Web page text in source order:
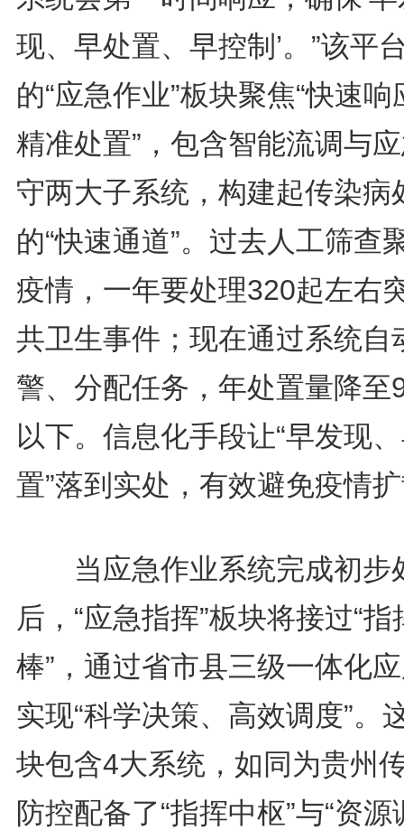
现、早处置、早控制’。”该平
的“应急作业”板块聚焦“快速响
精准处置”，包含智能流调与
守两大子系统，构建起传染病
的“快速通道”。过去人工筛查
疫情，一年要处理320起左右
共卫生事件；现在通过系统自
警、分配任务，年处置量降至
以下。信息化手段让“早发现
置”落到实处，有效避免疫情
当应急作业系统完成初步
后，“应急指挥”板块将接过“指
棒”，通过省市县三级一体化
实现“科学决策、高效调度”。
块包含4大系统，如同为贵州
防控配备了“指挥中枢”与“资源